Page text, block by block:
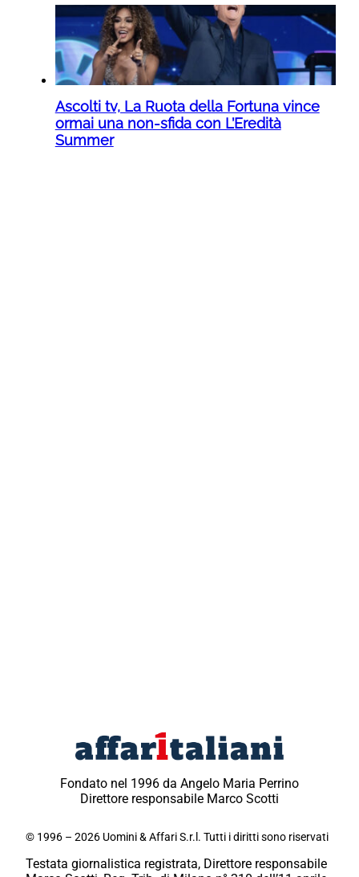
Ascolti tv, La Ruota della Fortuna vince
ormai una non-sfida con L’Eredità
Summer
Fondato nel 1996 da Angelo Maria Perrino
Direttore responsabile Marco Scotti
© 1996 – 2026 Uomini & Affari S.r.l. Tutti i diritti sono riservati
Testata giornalistica registrata, Direttore responsabile